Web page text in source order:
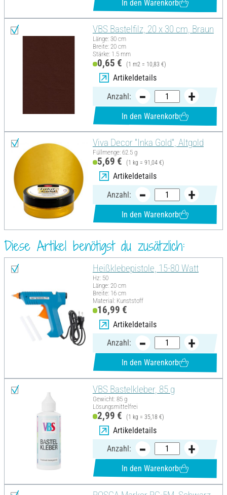
In den Warenkorb
VBS Bastelfilz, 20 x 30 cm, Braun
Länge: 30 cm
Breite: 20 cm
Stärke: 1.5 mm
0,65 € (1 m2 = 10,83 €)
Artikeldetails
Anzahl:
In den Warenkorb
Viva Decor "Inka Gold", Altgold
Füllmenge: 62.5 g
5,69 € (1 kg = 91,04 €)
Artikeldetails
Anzahl:
In den Warenkorb
Diese Artikel benötigst du zusätzlich:
Heißklebepistole, 15-80 Watt
Hz: 50
Länge: 20 cm
Breite: 16 cm
Material: Kunststoff
16,99 €
Artikeldetails
Anzahl:
In den Warenkorb
VBS Bastelkleber, 85 g
Gewicht: 85 g
Lösungsmittelfrei
2,99 € (1 kg = 35,18 €)
Artikeldetails
Anzahl:
In den Warenkorb